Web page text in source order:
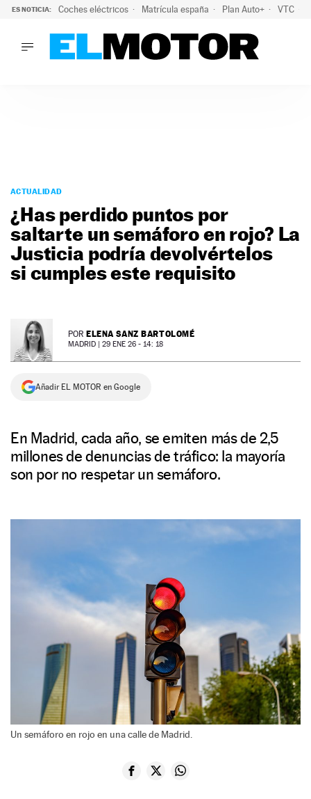
ES NOTICIA: Coches eléctricos Matrícula españa Plan Auto+ VTC
PODCAST
MOTOS
TECNOLOGÍA
SUPERCOCHES
MOTORTV
NEWSLETTER
ACTUALIDAD
¿Has perdido puntos por
saltarte un semáforo en rojo? La
Justicia podría devolvértelos
si cumples este requisito
POR ELENA SANZ BARTOLOMÉ
MADRID | 29 ENE 26 - 14: 18
Añadir EL MOTOR en Google
En Madrid, cada año, se emiten más de 2,5
millones de denuncias de tráfico: la mayoría
son por no respetar un semáforo.
Un semáforo en rojo en una calle de Madrid.